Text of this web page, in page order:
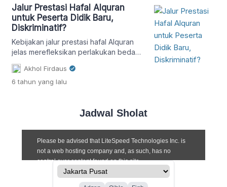
Jalur Prestasi Hafal Alquran
untuk Peserta Didik Baru,
Diskriminatif?
Kebijakan jalur prestasi hafal Alquran
jelas merefleksikan perlakukan beda
terhadap kelompok sosial dengan
status sama, sehingga berdampak
pada hambatan bagi mayoritas orang
Akhol Firdaus
6 tahun yang lalu
Jadwal Sholat